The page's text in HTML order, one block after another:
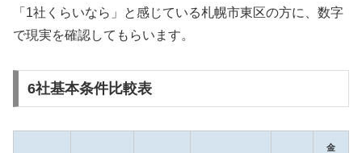
「1社くらいなら」と感じている札幌市東区の方に、数字
で現実を確認してもらいます。
6社基本条件比較表
金